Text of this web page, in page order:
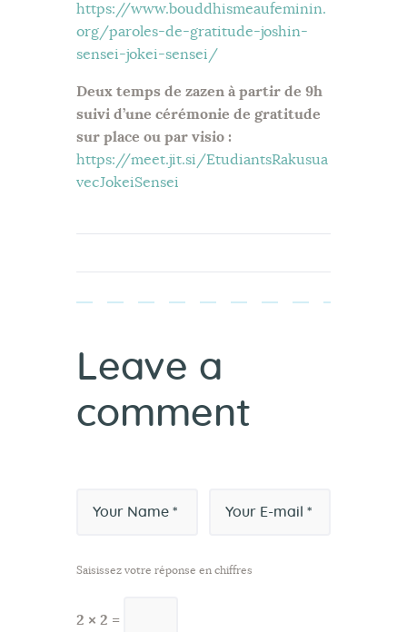
https://www.bouddhismeaufeminin.
org/paroles-de-gratitude-joshin-
sensei-jokei-sensei/
Deux temps de zazen à partir de 9h
suivi d’une cérémonie de gratitude
sur place ou par visio :
https://meet.jit.si/EtudiantsRakusua
vecJokeiSensei
Leave a
comment
Saisissez votre réponse en chiffres
2 × 2 =